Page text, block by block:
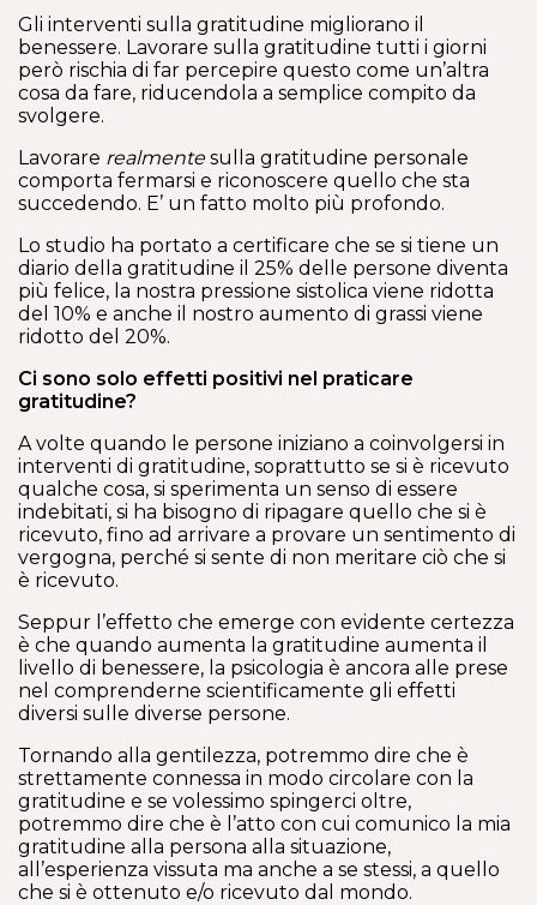
Gli interventi sulla gratitudine migliorano il
benessere. Lavorare sulla gratitudine tutti i giorni
però rischia di far percepire questo come un’altra
cosa da fare, riducendola a semplice compito da
svolgere.
Lavorare realmentesulla gratitudine personale
comporta fermarsi e riconoscere quello che sta
succedendo. E’ un fatto molto più profondo.
Lo studio ha portato a certificare che se si tiene un
diario della gratitudine il 25% delle persone diventa
più felice, la nostra pressione sistolica viene ridotta
del 10% e anche il nostro aumento di grassi viene
ridotto del 20%.
Ci sono solo effetti positivi nel praticare
gratitudine?
A volte quando le persone iniziano a coinvolgersi in
interventi di gratitudine, soprattutto se si è ricevuto
qualche cosa, si sperimenta un senso di essere
indebitati, si ha bisogno di ripagare quello che si è
ricevuto, fino ad arrivare a provare un sentimento di
vergogna, perché si sente di non meritare ciò che si
è ricevuto.
Seppur l’effetto che emerge con evidente certezza
è che quando aumenta la gratitudine aumenta il
livello di benessere, la psicologia è ancora alle prese
nel comprenderne scientificamente gli effetti
diversi sulle diverse persone.
Tornando alla gentilezza, potremmo dire che è
strettamente connessa in modo circolare con la
gratitudine e se volessimo spingerci oltre,
potremmo dire che è l’atto con cui comunico la mia
gratitudine alla persona alla situazione,
all’esperienza vissuta ma anche a se stessi, a quello
che si è ottenuto e/o ricevuto dal mondo.